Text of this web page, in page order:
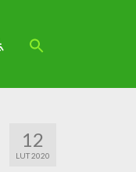
12
LUT 2020